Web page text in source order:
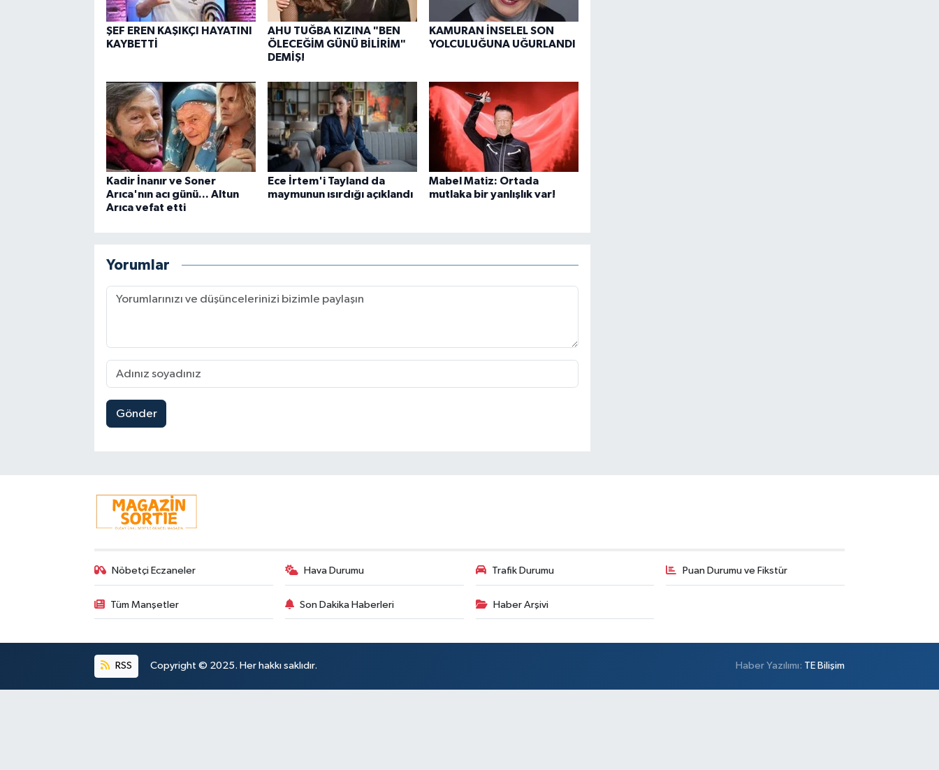
ŞEF EREN KAŞIKÇI HAYATINI
KAYBETTİ
AHU TUĞBA KIZINA "BEN
ÖLECEĞİM GÜNÜ BİLİRİM"
DEMİŞ!
KAMURAN İNSELEL SON
YOLCULUĞUNA UĞURLANDI
Kadir İnanır ve Soner
Arıca'nın acı günü... Altun
Arıca vefat etti
Ece İrtem'i Tayland da
maymunun ısırdığı açıklandı
Mabel Matiz: Ortada
mutlaka bir yanlışlık var!
Yorumlar
Gönder
Nöbetçi Eczaneler Hava Durumu Trafik Durumu Puan Durumu ve Fikstür
Tüm Manşetler Son Dakika Haberleri Haber Arşivi
RSS Copyright © 2025. Her hakkı saklıdır. Haber Yazılımı: TE Bilişim